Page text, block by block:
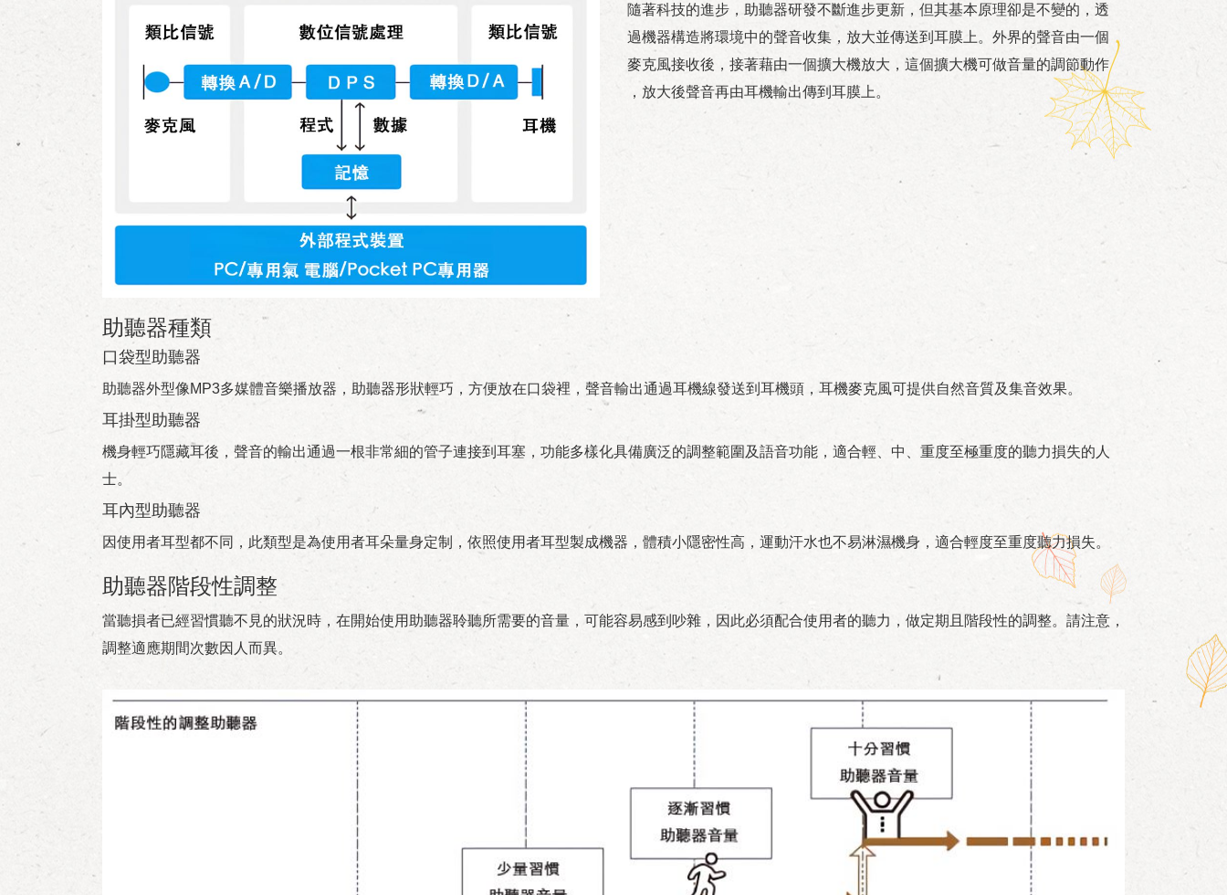
隨著科技的進步，助聽器研發不斷進步更新，但其基本原理卻是不變的，透
過機器構造將環境中的聲音收集，放大並傳送到耳膜上。外界的聲音由一個
麥克風接收後，接著藉由一個擴大機放大，這個擴大機可做音量的調節動作
，放大後聲音再由耳機輸出傳到耳膜上。
助聽器種類
口袋型助聽器
助聽器外型像MP3多媒體音樂播放器，助聽器形狀輕巧，方便放在口袋裡，聲音輸出通過耳機線發送到耳機頭，耳機麥克風可提供自然音質及集音效果。
耳掛型助聽器
機身輕巧隱藏耳後，聲音的輸出通過一根非常細的管子連接到耳塞，功能多樣化具備廣泛的調整範圍及語音功能，適合輕、中、重度至極重度的聽力損失的人
士。
耳內型助聽器
因使用者耳型都不同，此類型是為使用者耳朵量身定制，依照使用者耳型製成機器，體積小隱密性高，運動汗水也不易淋濕機身，適合輕度至重度聽力損失。
助聽器階段性調整
當聽損者已經習慣聽不見的狀況時，在開始使用助聽器聆聽所需要的音量，可能容易感到吵雜，因此必須配合使用者的聽力，做定期且階段性的調整。請注意，
調整適應期間次數因人而異。